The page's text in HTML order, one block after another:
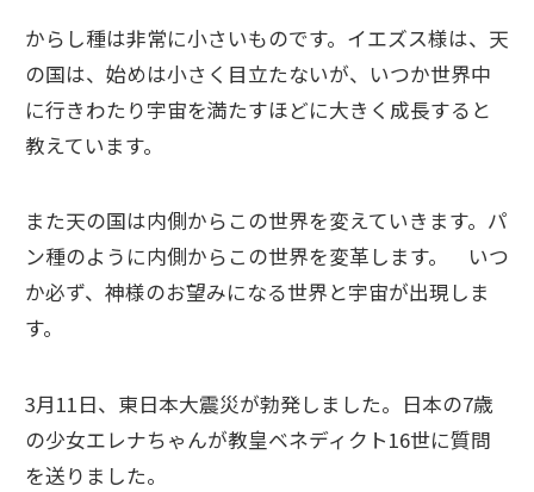
からし種は非常に小さいものです。イエズス様は、天
の国は、始めは小さく目立たないが、いつか世界中
に行きわたり宇宙を満たすほどに大きく成長すると
教えています。
また天の国は内側からこの世界を変えていきます。パ
ン種のように内側からこの世界を変革します。 いつ
か必ず、神様のお望みになる世界と宇宙が出現しま
す。
3月11日、東日本大震災が勃発しました。日本の7歳
の少女エレナちゃんが教皇ベネディクト16世に質問
を送りました。